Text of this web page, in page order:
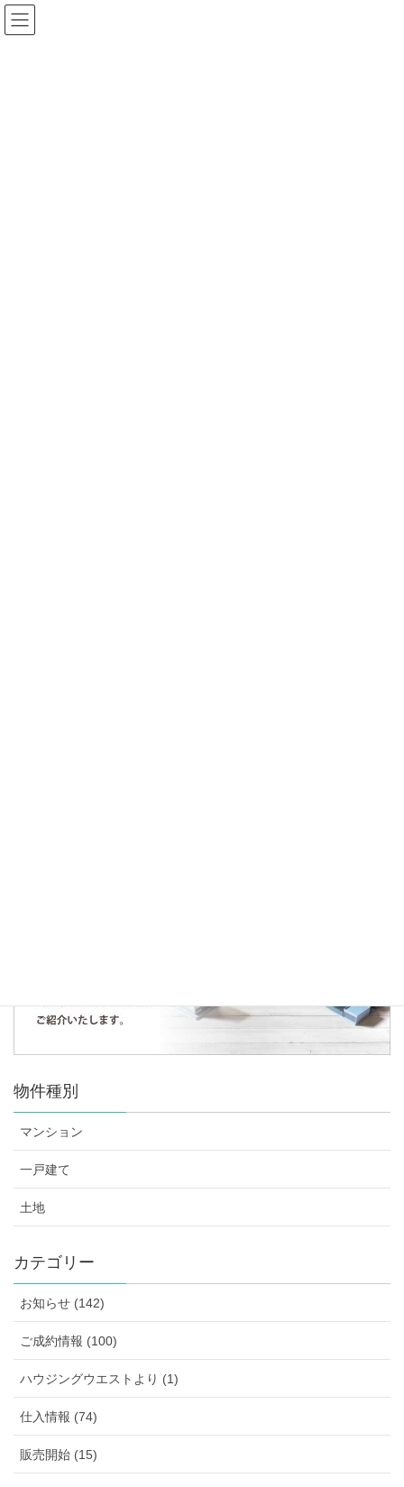
物件種別
マンション
一戸建て
土地
カテゴリー
お知らせ (142)
ご成約情報 (100)
ハウジングウエストより (1)
仕入情報 (74)
販売開始 (15)